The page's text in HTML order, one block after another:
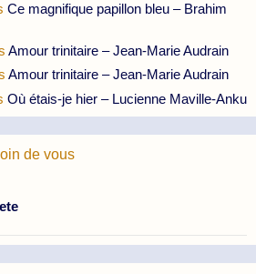
Ce magnifique papillon bleu – Brahim
Amour trinitaire – Jean-Marie Audrain
Amour trinitaire – Jean-Marie Audrain
Où étais-je hier – Lucienne Maville-Anku
de vous